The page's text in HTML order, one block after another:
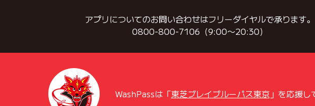
アプリについてのお問い合わせはフリーダイヤルで承ります。
0800-800-7106（9:00〜20:30）
WashPassは「東芝ブレイブルーパス東京」を応援し